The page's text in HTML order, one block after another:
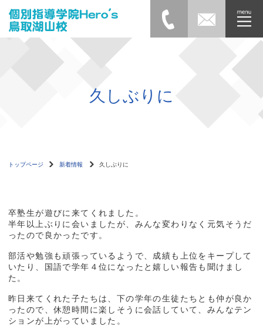
久しぶりに
トップページ 新着情報 久しぶりに
卒塾生が遊びに来てくれました。
半年以上ぶりに会いましたが、みんな変わりなく元気そうだ
ったので良かったです。
部活や勉強も頑張っているようで、成績も上位をキープして
いたり、国語で学年４位になったと嬉しい報告も聞けまし
た。
昨日来てくれた子たちは、下の学年の生徒たちとも仲が良か
ったので、休憩時間に楽しそうに会話していて、みんなテン
ションが上がっていました。